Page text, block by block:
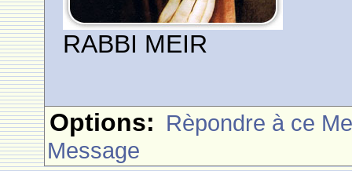
RABBI MEIR
Options: Rèpondre à ce
Message